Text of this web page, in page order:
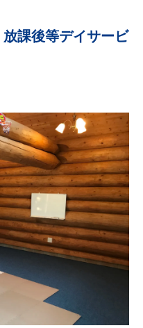
課後等デイサービ